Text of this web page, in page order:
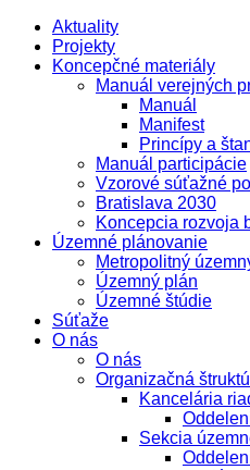
Aktuality
Projekty
Koncepčné materiály
Manuál verejných
Manuál
Manifest
Princípy a
Manuál participácie
Vzorové súťažné
Bratislava 2030
Koncepcia rozvoja
Územné plánovanie
Metropolitný
Územný plán
Územné štúdie
Súťaže
O nás
O nás
Organizačná
Kancelária
Sekcia